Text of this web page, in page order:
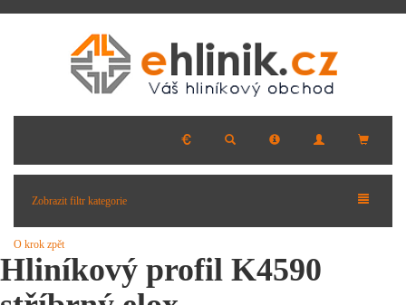
Zobrazit filtr kategorie
O krok zpět
Hliníkový profil K4590